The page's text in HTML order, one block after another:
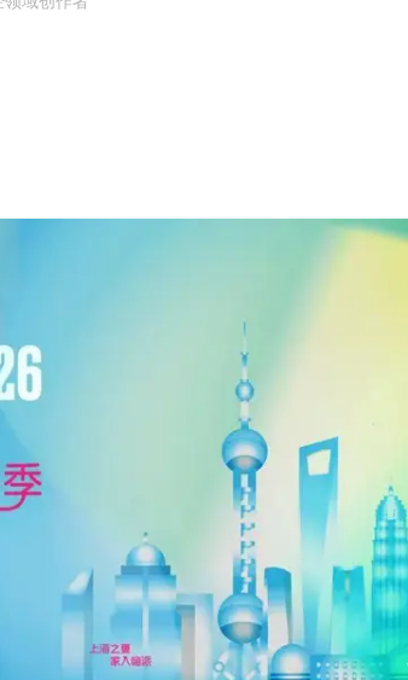
胜晋级明日之星半决赛
67险胜尼日利亚女篮
式
机低头幅度近乎折叠
集体大跌
谁帮谁